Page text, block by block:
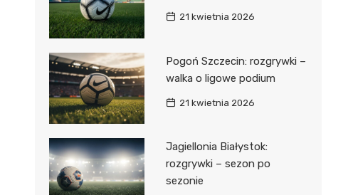
21 kwietnia 2026
Pogoń Szczecin: rozgrywki –
walka o ligowe podium
21 kwietnia 2026
Jagiellonia Białystok:
rozgrywki – sezon po
sezonie